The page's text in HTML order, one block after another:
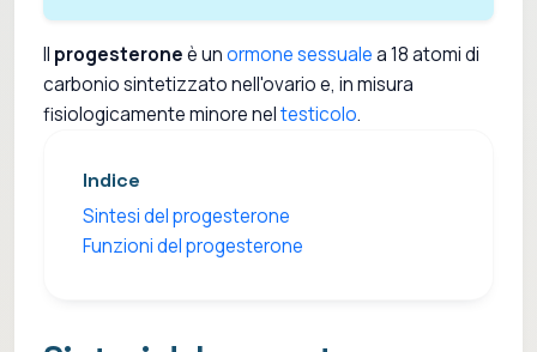
Il progesteroneè unormone sessualea 18 atomi di
carbonio sintetizzato nell'ovario e, in misura
fisiologicamente minore neltesticolo.
Indice
Sintesi del progesterone
Funzioni del progesterone